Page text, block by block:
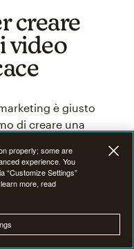
creare
video
è giusto
di creare una
di alta qualità, ben
tue esigenze. Usa
del tuo
properly; some are
experience. You
“Customize Settings”
more, read